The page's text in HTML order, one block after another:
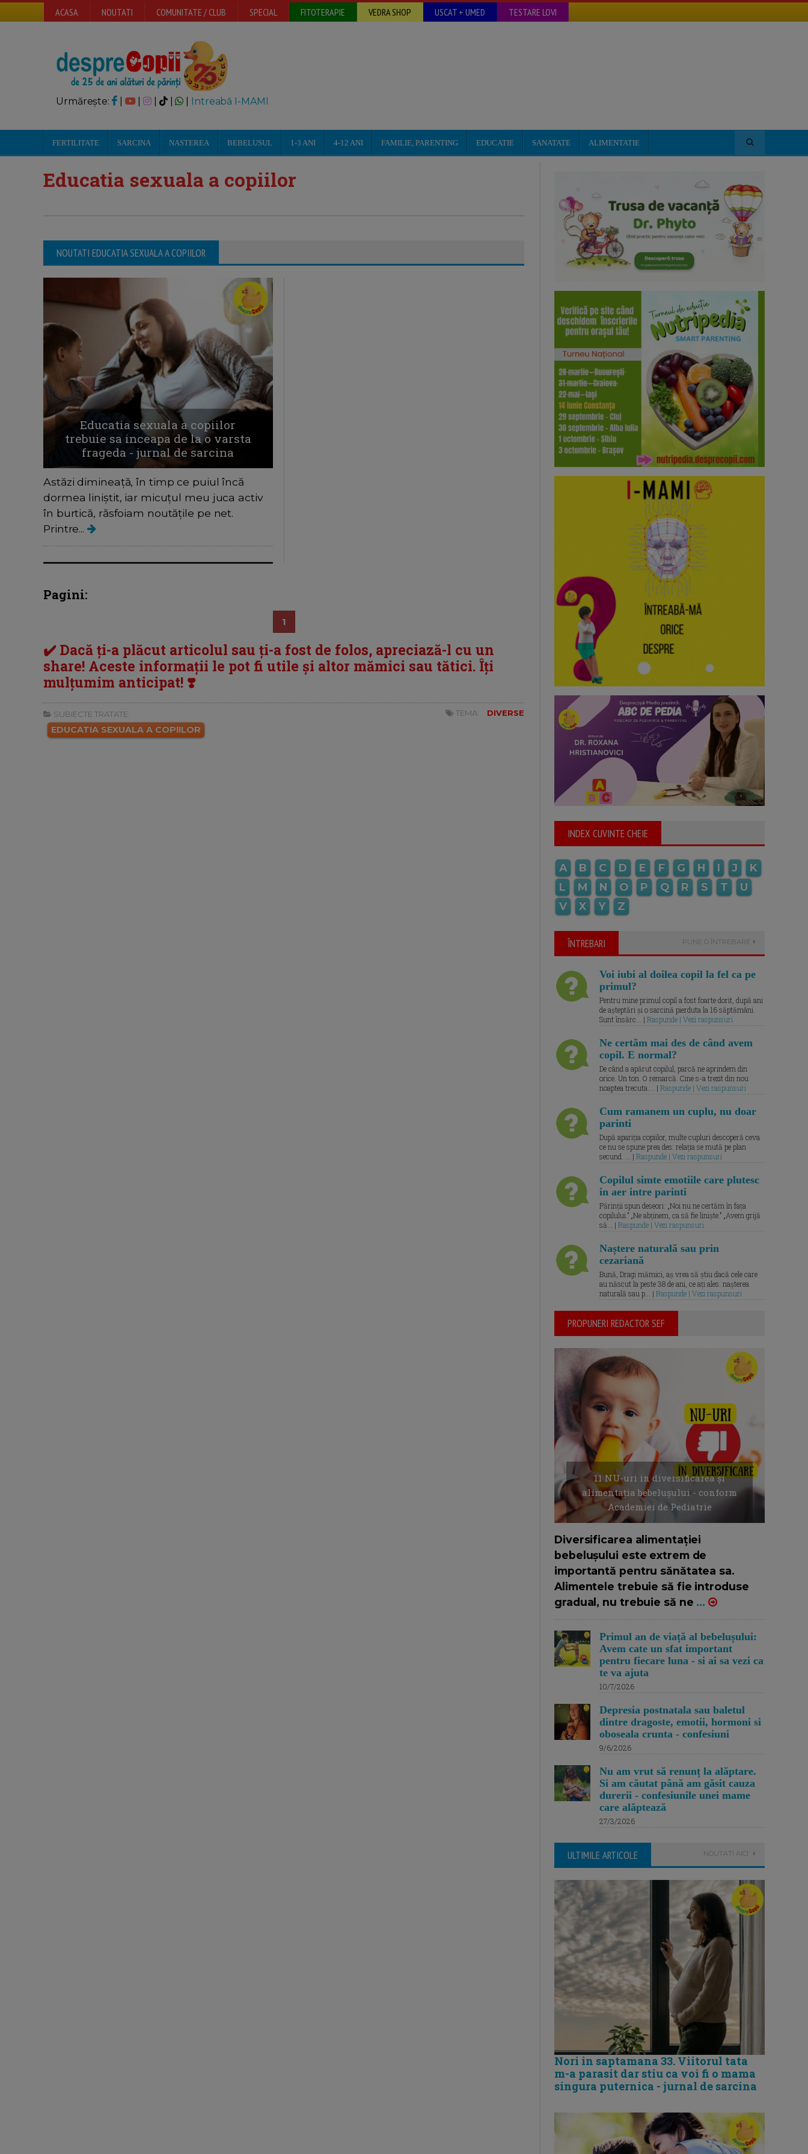
ACASA NOUTATI COMUNITATE / CLUB SPECIAL FITOTERAPIE VEDRA SHOP USCAT + UMED TESTARE LOVI
Urmărește: | | Intreabă I-MAMI
FERTILITATE SARCINA NASTEREA BEBELUSUL 1-3 ANI 4-12 ANI FAMILIE, PARENTING EDUCATIE SANATATE ALIMENTATIE
Educatia sexuala a copiilor
NOUTATI EDUCATIA SEXUALA A COPIILOR
Educatia sexuala a copiilor
trebuie sa inceapa de la o varsta
frageda - jurnal de sarcina
Astăzi dimineață, în timp ce puiul încă
dormea liniștit, iar micuțul meu juca activ
în burtică, răsfoiam noutățile pe net.
Printre...
Pagini:
1
✔️ Dacă ți-a plăcut articolul sau ți-a fost de folos, apreciază-l cu un
share! Aceste informații le pot fi utile și altor mămici sau tătici. Îți
mulțumim anticipat! ❣️
SUBIECTE TRATATE:
EDUCATIA SEXUALA A COPIILOR
TEMA: DIVERSE
INDEX CUVINTE CHEIE
A B C D E F G H I J
K
L
M N O P Q R S T
U
V
X Y Z
ÎNTREBARI PUNE O ÎNTREBARE
Voi iubi al doilea copil la fel ca pe
primul?
Pentru mine primul copil a fost foarte dorit, după ani
de așteptări și o sarcină pierduta la 16 săptămâni.
Sunt însărc... | Raspunde | Vezi raspunsuri
Ne certăm mai des de când avem
copil. E normal?
De când a apărut copilul, parcă ne aprindem din
orice. Un ton. O remarcă. Cine s-a trezit din nou
noaptea trecuta.... | Raspunde | Vezi raspunsuri
Cum ramanem un cuplu, nu doar
parinti
După apariția copiilor, multe cupluri descoperă ceva
ce nu se spune prea des: relația se mută pe plan
secund. ... | Raspunde | Vezi raspunsuri
Copilul simte emotiile care plutesc
in aer intre parinti
Părinții spun deseori: „Noi nu ne certăm în fața
copilului.” „Ne abținem, ca să fie liniște.” „Avem grijă
să... | Raspunde | Vezi raspunsuri
Naștere naturală sau prin
cezariană
Bună, Dragi mămici, aș vrea să știu dacă cele care
au născut la peste 38 de ani, ce ați ales: nașterea
naturală sau p... | Raspunde | Vezi raspunsuri
PROPUNERI REDACTOR SEF
11 NU-uri in diversificarea și
alimentația bebelușului - conform
Academiei de Pediatrie
Diversificarea alimentației
bebelușului este extrem de
importantă pentru sănătatea sa.
Alimentele trebuie să fie introduse
gradual, nu trebuie să ne ...
Primul an de viață al bebelușului:
Avem cate un sfat important
pentru fiecare luna - si ai sa vezi ca
te va ajuta
10/7/2026
Depresia postnatala sau baletul
dintre dragoste, emotii, hormoni si
oboseala crunta - confesiuni
9/6/2026
Nu am vrut să renunț la alăptare.
Si am căutat până am găsit cauza
durerii - confesiunile unei mame
care alăptează
27/3/2026
ULTIMILE ARTICOLE NOUTATI AICI
Nori in saptamana 33. Viitorul tata
m-a parasit dar stiu ca voi fi o mama
singura puternica - jurnal de sarcina